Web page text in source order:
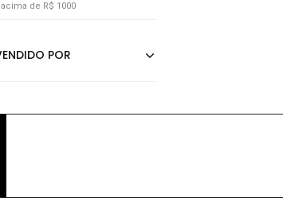
Estampado
Grafite
acima de R$ 1000